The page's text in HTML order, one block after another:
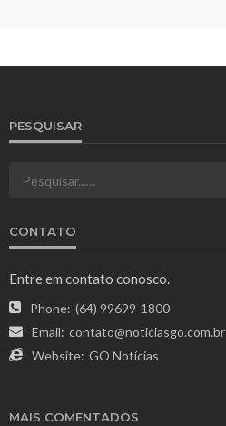
PESQUISAR
CONTATO
Entre em contato conosco.
Phone: (64) 99699-1800
Email: contato@noticiasgo.com.br
Website: GO Notícias
MAIS COMENTADOS